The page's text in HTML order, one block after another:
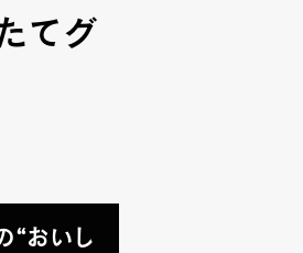
てグ
“おいし